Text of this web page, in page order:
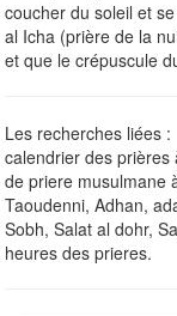
coucher du soleil et
al Icha (prière de la
et que le crépuscule
Les recherches liées :
calendrier des prières
de priere musulmane
Taoudenni, Adhan,
Sobh, Salat al dohr,
heures des prieres.